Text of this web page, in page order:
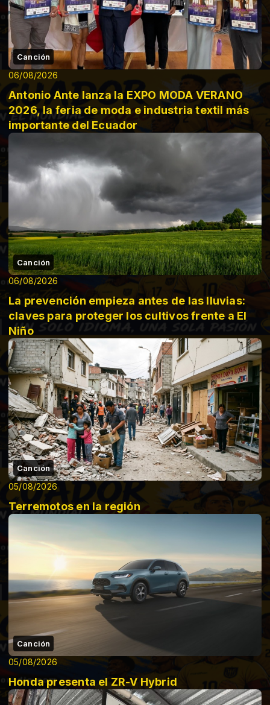
Canción
06/08/2026
Antonio Ante lanza la EXPO MODA VERANO
2026, la feria de moda e industria textil más
importante del Ecuador
Canción
06/08/2026
La prevención empieza antes de las lluvias:
claves para proteger los cultivos frente a El
Niño
Canción
05/08/2026
Terremotos en la región
Canción
05/08/2026
Honda presenta el ZR-V Hybrid